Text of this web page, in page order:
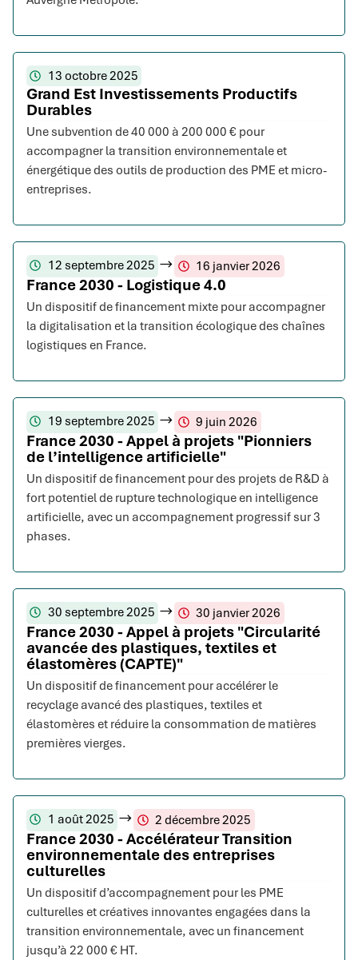
13 octobre 2025
Grand Est Investissements Productifs
Durables
Une subvention de 40 000 à 200 000 € pour
accompagner la transition environnementale et
énergétique des outils de production des PME et micro-
entreprises.
12 septembre 2025 16 janvier 2026
France 2030 - Logistique 4.0
Un dispositif de financement mixte pour accompagner
la digitalisation et la transition écologique des chaînes
logistiques en France.
19 septembre 2025 9 juin 2026
France 2030 - Appel à projets "Pionniers
de l’intelligence artificielle"
Un dispositif de financement pour des projets de R&D à
fort potentiel de rupture technologique en intelligence
artificielle, avec un accompagnement progressif sur 3
phases.
30 septembre 2025 30 janvier 2026
France 2030 - Appel à projets "Circularité
avancée des plastiques, textiles et
élastomères (CAPTE)"
Un dispositif de financement pour accélérer le
recyclage avancé des plastiques, textiles et
élastomères et réduire la consommation de matières
premières vierges.
1 août 2025 2 décembre 2025
France 2030 - Accélérateur Transition
environnementale des entreprises
culturelles
Un dispositif d’accompagnement pour les PME
culturelles et créatives innovantes engagées dans la
transition environnementale, avec un financement
jusqu’à 22 000 € HT.